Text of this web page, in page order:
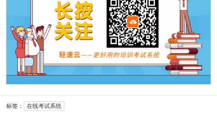
标签： 在线考试系统